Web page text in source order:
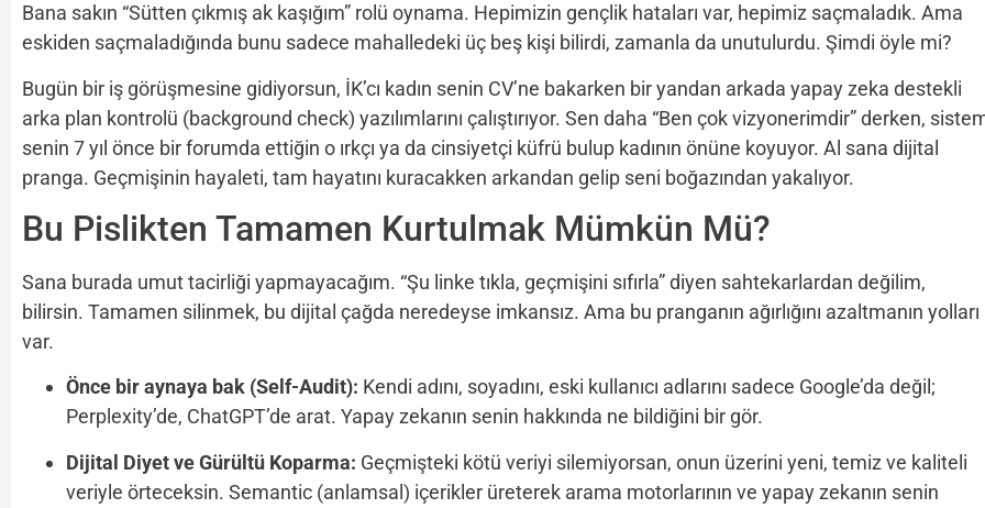
Bana sakın “Sütten çıkmış ak kaşığım” rolü oynama. Hepimizin gençlik hataları var, hepimiz saçmaladık. Ama
eskiden saçmaladığında bunu sadece mahalledeki üç beş kişi bilirdi, zamanla da unutulurdu. Şimdi öyle mi?
Bugün bir iş görüşmesine gidiyorsun, İK’cı kadın senin CV’ne bakarken bir yandan arkada yapay zeka destekli
arka plan kontrolü (background check) yazılımlarını çalıştırıyor. Sen daha “Ben çok vizyonerimdir” derken,
senin 7 yıl önce bir forumda ettiğin o ırkçı ya da cinsiyetçi küfrü bulup kadının önüne koyuyor. Al sana dijital
pranga. Geçmişinin hayaleti, tam hayatını kuracakken arkandan gelip seni boğazından yakalıyor.
Bu Pislikten Tamamen Kurtulmak Mümkün Mü?
Sana burada umut tacirliği yapmayacağım. “Şu linke tıkla, geçmişini sıfırla” diyen sahtekarlardan değilim,
bilirsin. Tamamen silinmek, bu dijital çağda neredeyse imkansız. Ama bu pranganın ağırlığını azaltmanın yolları
var.
Önce bir aynaya bak (Self-Audit): Kendi adını, soyadını, eski kullanıcı adlarını sadece Google’da değil;
Perplexity’de, ChatGPT’de arat. Yapay zekanın senin hakkında ne bildiğini bir gör.
Dijital Diyet ve Gürültü Koparma: Geçmişteki kötü veriyi silemiyorsan, onun üzerini yeni, temiz ve kaliteli
veriyle örteceksin. Semantic (anlamsal) içerikler üreterek arama motorlarının ve yapay zekanın senin